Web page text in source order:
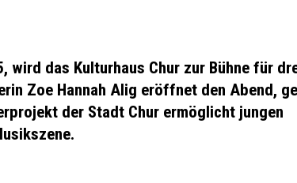
wird das Kulturhaus Chur zur Bühne für
Zoe Hannah Alig eröffnet den Abend,
der Stadt Chur ermöglicht jungen